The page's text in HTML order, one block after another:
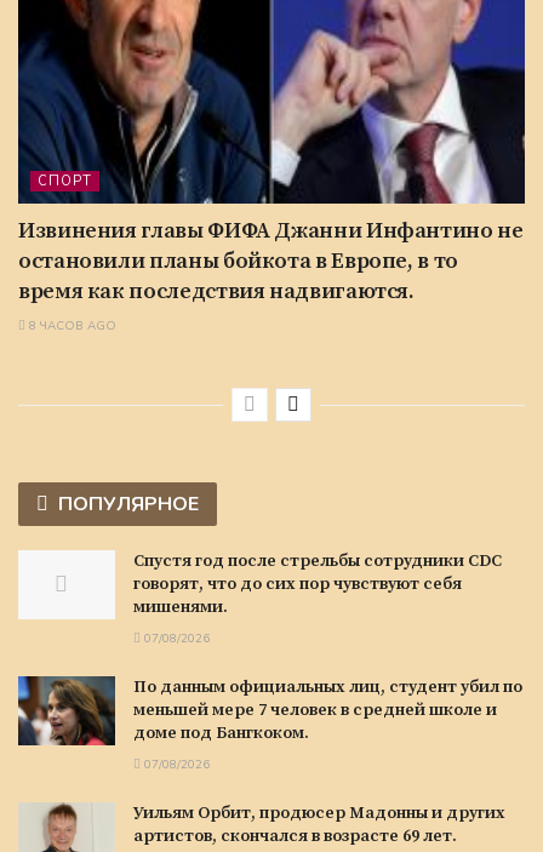
СПОРТ
Извинения главы ФИФА Джанни Инфантино не
остановили планы бойкота в Европе, в то
время как последствия надвигаются.
8 ЧАСОВ AGO
ПОПУЛЯРНОЕ
Спустя год после стрельбы сотрудники CDC
говорят, что до сих пор чувствуют себя
мишенями.
07/08/2026
По данным официальных лиц, студент убил по
меньшей мере 7 человек в средней школе и
доме под Бангкоком.
07/08/2026
Уильям Орбит, продюсер Мадонны и других
артистов, скончался в возрасте 69 лет.